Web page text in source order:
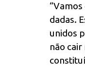
dadas.
unidos
não